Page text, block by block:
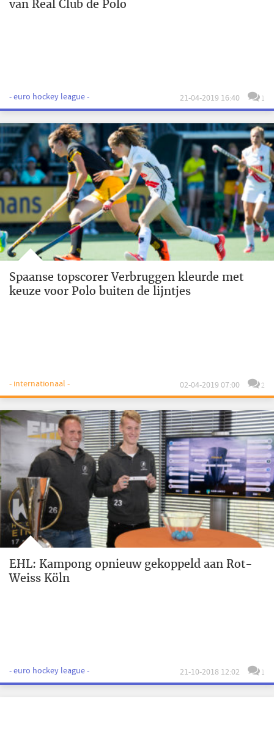
van Real Club de Polo
- euro hockey league - 21-04-2019 16:40 1
Spaanse topscorer Verbruggen kleurde met
keuze voor Polo buiten de lijntjes
- internationaal - 02-04-2019 07:00 2
EHL: Kampong opnieuw gekoppeld aan Rot-
Weiss Köln
- euro hockey league - 21-10-2018 12:02 1